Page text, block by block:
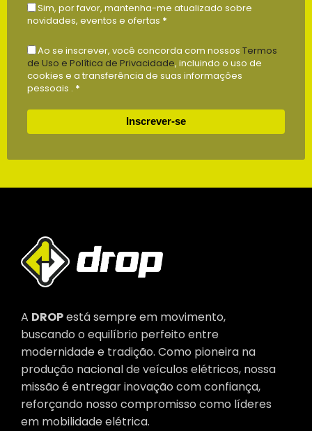
Sim, por favor, mantenha-me atualizado sobre
novidades, eventos e ofertas *
Ao se inscrever, você concorda com nossos Termos
de Uso e Política de Privacidade, incluindo o uso de
cookies e a transferência de suas informações
pessoais . *
Inscrever-se
A DROPestá sempre em movimento,
buscando o equilíbrio perfeito entre
modernidade e tradição. Como pioneira na
produção nacional de veículos elétricos, nossa
missão é entregar inovação com confiança,
reforçando nosso compromisso como líderes
em mobilidade elétrica.